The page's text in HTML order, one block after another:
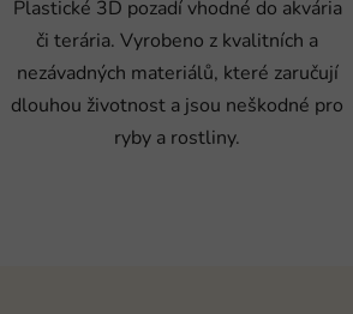
Plastické 3D pozadí vhodné do akvária
či terária. Vyrobeno z kvalitních a
nezávadných materiálů, které zaručují
dlouhou životnost a jsou neškodné pro
ryby a rostliny.